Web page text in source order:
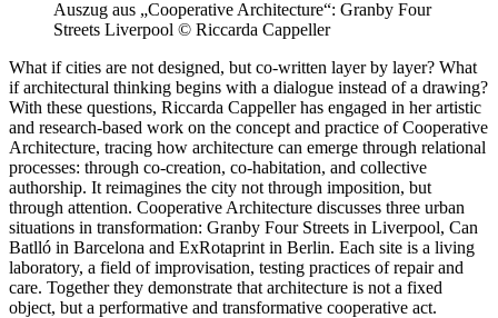
Auszug aus „Cooperative Architecture“: Granby Four
Streets Liverpool © Riccarda Cappeller
What if cities are not designed, but co-written layer by layer? What
if architectural thinking begins with a dialogue instead of a drawing?
With these questions, Riccarda Cappeller has engaged in her artistic
and research-based work on the concept and practice of Cooperative
Architecture, tracing how architecture can emerge through relational
processes: through co-creation, co-habitation, and collective
authorship. It reimagines the city not through imposition, but
through attention. Cooperative Architecture discusses three urban
situations in transformation: Granby Four Streets in Liverpool, Can
Batlló in Barcelona and ExRotaprint in Berlin. Each site is a living
laboratory, a field of improvisation, testing practices of repair and
care. Together they demonstrate that architecture is not a fixed
object, but a performative and transformative cooperative act.